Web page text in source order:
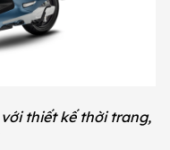
thiết kế thời trang,